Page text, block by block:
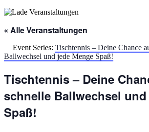
« Alle Veranstaltungen
Event Series: Tischtennis – Deine Chance
Ballwechsel und jede Menge Spaß!
Tischtennis – Deine
schnelle Ballwechsel
Spaß!